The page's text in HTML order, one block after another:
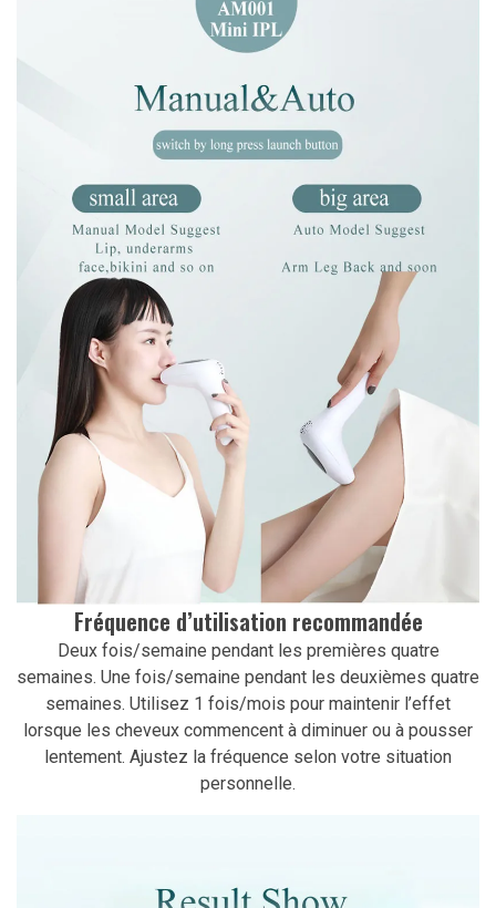
Fréquence d’utilisation recommandée
Deux fois/semaine pendant les premières quatre
semaines. Une fois/semaine pendant les deuxièmes quatre
semaines. Utilisez 1 fois/mois pour maintenir l’effet
lorsque les cheveux commencent à diminuer ou à pousser
lentement. Ajustez la fréquence selon votre situation
personnelle.